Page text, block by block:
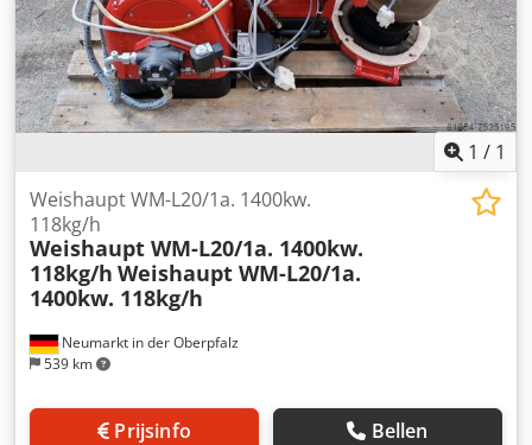
1 / 1
Neumarkt in der Oberpfalz
539 km
Weishaupt WM-L20/1a. 1400kw.
118kg/h
Weishaupt WM-L20/1a. 1400kw.
118kg/h Weishaupt WM-L20/1a.
1400kw. 118kg/h
Prijsinfo Bellen